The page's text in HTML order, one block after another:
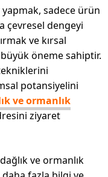
yapmak, sadece ürün
çevresel dengeyi
ve kırsal
büyük öneme sahiptir.
potansiyelini
ve ormanlık
ziyaret
ve ormanlık